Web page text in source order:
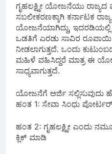
ಗೃಹಲಕ್ಷ್ಮೀ ಯೋಜನೆಯು
ಸಬಲೀಕರಣಕ್ಕಾಗಿ ಕರ್ನಾಟಕ
ಯೋಜನೆಯಾಗಿದ್ದು,
ಒಡತಿಗೆ ಎರಡು ಸಾವಿರ
ನೀಡಲಾಗುತ್ತದೆ. ಒಂದು
ಮಹಿಳೆ ವಹಿಸಿದ್ದರೆ ಮಾತ್ರ ಈ
ಸಾಧ್ಯವಾಗುತ್ತದೆ.
ಯೋಜನೆಗೆ ಅರ್ಜಿ ಸಲ್ಲಿಸುವುದು
ಹಂತ 1: ಸೇವಾ ಸಿಂಧು
ಹಂತ 2: ಗೃಹಲಕ್ಷ್ಮೀ ಎಂದು
ಕ್ಲಿಕ್ ಮಾಡಿ